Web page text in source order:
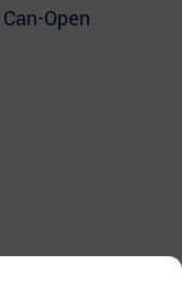
Open